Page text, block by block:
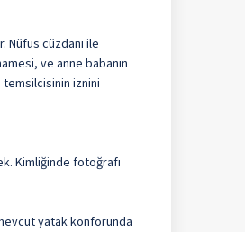
Nüfus cüzdanı ile
ve anne babanın
iznini
Kimliğinde fotoğrafı
yatak konforunda